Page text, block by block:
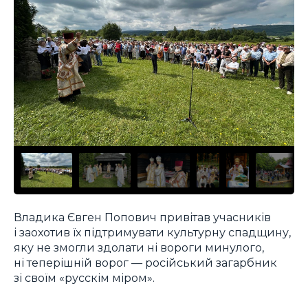
Владика Євген Попович привітав учасників
і заохотив їх підтримувати культурну спадщину,
яку не змогли здолати ні вороги минулого,
ні теперішній ворог — російський загарбник
зі своїм «русскім міром».